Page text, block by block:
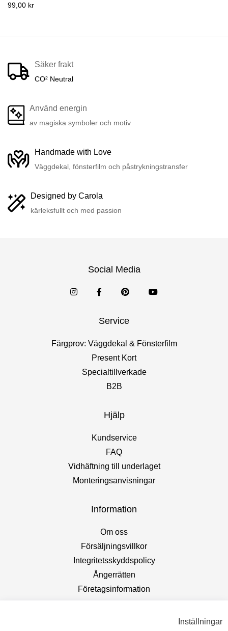
99,00 kr
Säker frakt
CO² Neutral
Använd energin
av magiska symboler och motiv
Handmade with Love
Väggdekal, fönsterfilm och påstrykningstransfer
Designed by Carola
kärleksfullt och med passion
Social Media
Service
Färgprov: Väggdekal & Fönsterfilm
Present Kort
Specialtillverkade
B2B
Hjälp
Kundservice
FAQ
Vidhäftning till underlaget
Monteringsanvisningar
Information
Om oss
Försäljningsvillkor
Integritetsskyddspolicy
Ångerrätten
Företagsinformation
Inställningar